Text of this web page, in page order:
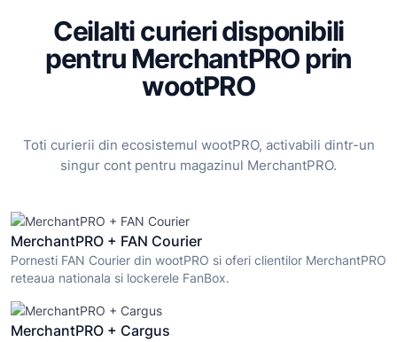
Ceilalti curieri disponibili
pentru MerchantPRO prin
wootPRO
Toti curierii din ecosistemul wootPRO, activabili dintr-un
singur cont pentru magazinul MerchantPRO.
MerchantPRO + FAN Courier
Pornesti FAN Courier din wootPRO si oferi clientilor MerchantPRO
reteaua nationala si lockerele FanBox.
MerchantPRO + Cargus